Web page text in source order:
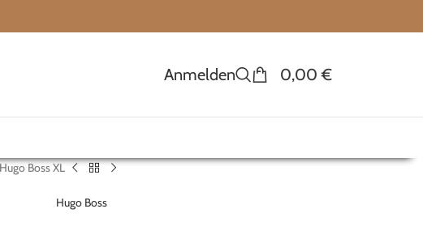
Anmelden 0,00€
Boss XL
Hugo Boss